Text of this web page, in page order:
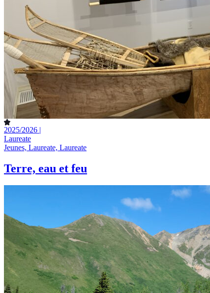
2025/2026 |
Laureate
Jeunes, Laureate, Laureate
Terre, eau et feu